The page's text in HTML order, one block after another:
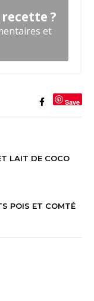
?
et
Save
LAIT DE COCO
POIS ET COMTÉ